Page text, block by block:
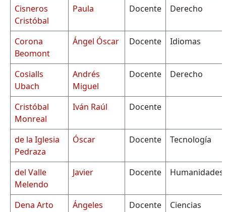
Cisneros
Cristóbal
Paula Docente Derecho
Corona
Beomont
Ángel Óscar Docente Idiomas
Cosialls
Ubach
Andrés
Miguel
Docente Derecho
Cristóbal
Monreal
Iván Raúl Docente
de la Iglesia
Pedraza
Óscar Docente Tecnología
del Valle
Melendo
Javier Docente Humanidades
Dena Arto Ángeles Docente Ciencias